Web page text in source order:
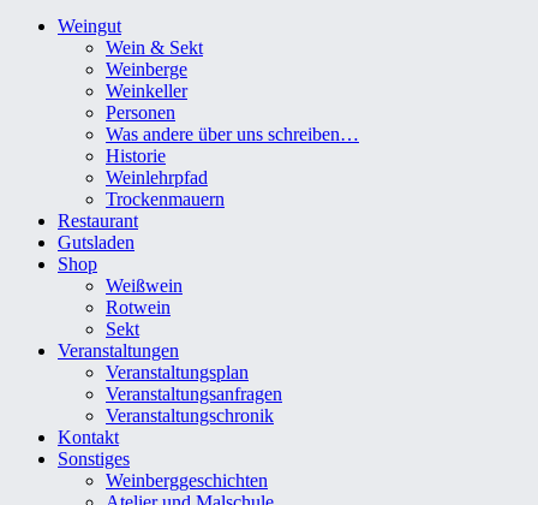
Weingut
Wein & Sekt
Weinberge
Weinkeller
Personen
Was andere über uns schreiben…
Historie
Weinlehrpfad
Trockenmauern
Restaurant
Gutsladen
Shop
Weißwein
Rotwein
Sekt
Veranstaltungen
Veranstaltungsplan
Veranstaltungsanfragen
Veranstaltungschronik
Kontakt
Sonstiges
Weinberggeschichten